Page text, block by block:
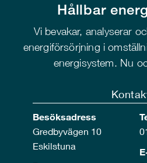
Hållbar
Vi bevakar, analyserar
energiförsörjning i
energisystem. Nu
Besöksadress
Gredbyvägen 10
Eskilstuna